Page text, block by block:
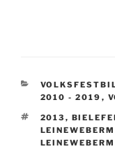
KATEGORIEN
2010 - 2019 ,
2013 ,